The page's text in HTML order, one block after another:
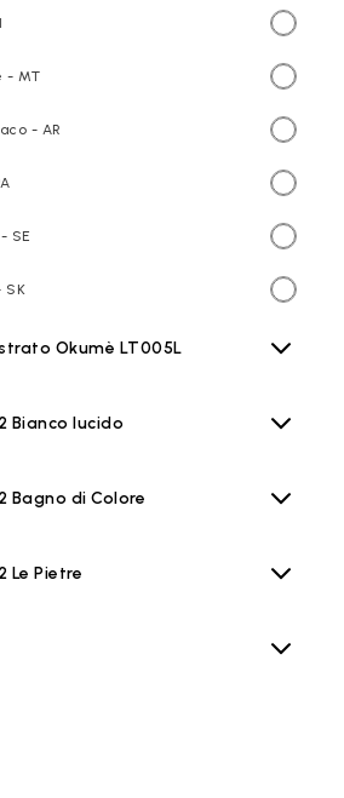
- MT
- AR
SE
SK
Okumè LT005L
Bianco lucido
Bagno di Colore
Le Pietre